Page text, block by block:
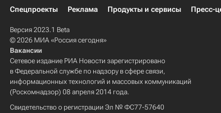
Спецпроекты
Реклама Продукты и сервисы Пресс-
Версия 2023.1 Beta
© 2026 МИА «Россия сегодня»
Вакансии
Сетевое издание РИА Новости зарегистрировано
в Федеральной службе по надзору в сфере связи,
информационных технологий и массовых коммуникаций
(Роскомнадзор) 08 апреля 2014 года.
Свидетельство о регистрации Эл № ФС77-57640